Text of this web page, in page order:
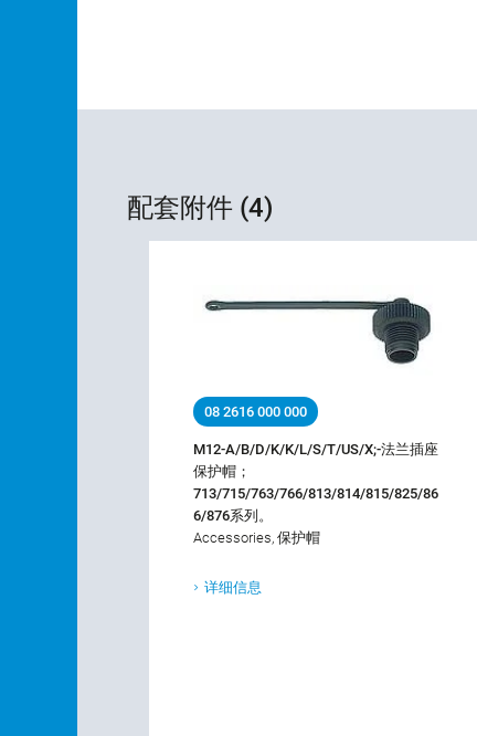
配套附件 (4)
08 2616 000 000
M12-A/B/D/K/K/L/S/T/US/X;-法兰插座
保护帽；
713/715/763/766/813/814/815/825/86
6/876系列。
Accessories, 保护帽
详细信息